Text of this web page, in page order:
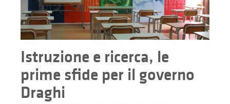
Istruzione e ricerca, le
prime sfide per il governo
Draghi